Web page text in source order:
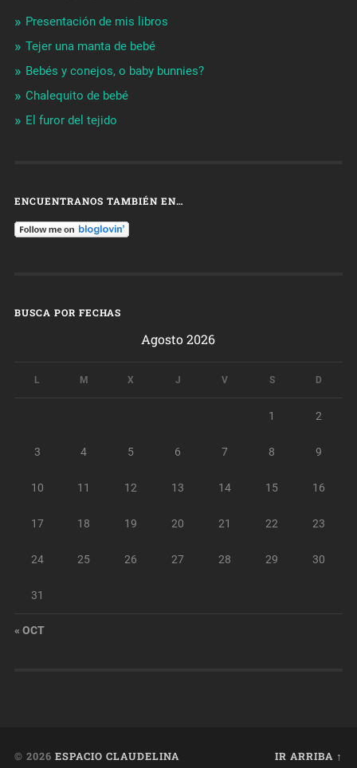
Presentación de mis libros
Tejer una manta de bebé
Bebés y conejos, o baby bunnies?
Chalequito de bebé
El furor del tejido
ENCUENTRANOS TAMBIÉN EN…
BUSCA POR FECHAS
Agosto 2026
L M X J V S D
1 2
3 4 5 6 7 8 9
10 11 12 13 14 15 16
17 18 19 20 21 22 23
24 25 26 27 28 29 30
31
« OCT
© 2026 ESPACIO CLAUDELINA IR ARRIBA ↑